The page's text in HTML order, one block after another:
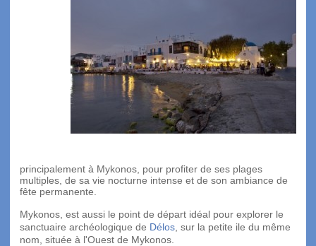
principalement à Mykonos, pour profiter de ses plages
multiples, de sa vie nocturne intense et de son ambiance de
fête permanente.
Mykonos, est aussi le point de départ idéal pour explorer le
sanctuaire archéologique de Délos , sur la petite ile du même
nom, située à l'Ouest de Mykonos.